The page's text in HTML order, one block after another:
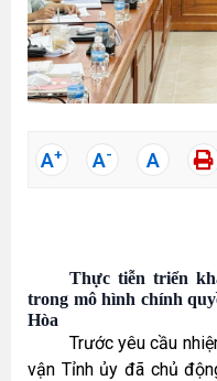
A+ A- A
Thực tiễn triển
trong mô hình chính
Hòa
Trước yêu cầu
vận Tỉnh ủy đã chủ